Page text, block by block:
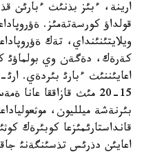
ارينة، ءبئز بذنئث ءبارئن
قولداؤ كورسةتةمئز.
ويلايتئنئنداي، تةك
كةرةك، دةگةن وي بولماؤئ
اعايئننئث ءبارئ بئردةي.
15-20 مئث قازاققا
قانداستارئمئزعا كوبئرةك
اعايئن دذرئس تذسئنگةنئ